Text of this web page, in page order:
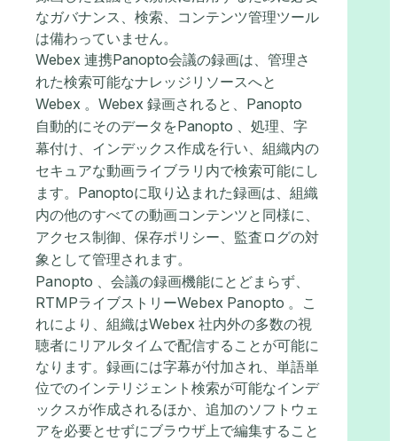
なガバナンス、検索、コンテンツ管理ツール
は備わっていません。
Webex 連携Panopto会議の録画は、管理さ
れた検索可能なナレッジリソースへと
Webex 。Webex 録画されると、Panopto
自動的にそのデータをPanopto 、処理、字
幕付け、インデックス作成を行い、組織内の
セキュアな動画ライブラリ内で検索可能にし
ます。Panoptoに取り込まれた録画は、組織
内の他のすべての動画コンテンツと同様に、
アクセス制御、保存ポリシー、監査ログの対
象として管理されます。
Panopto 、会議の録画機能にとどまらず、
RTMPライブストリーWebex Panopto 。こ
れにより、組織はWebex 社内外の多数の視
聴者にリアルタイムで配信することが可能に
なります。録画には字幕が付加され、単語単
位でのインテリジェント検索が可能なインデ
ックスが作成されるほか、追加のソフトウェ
アを必要とせずにブラウザ上で編集すること